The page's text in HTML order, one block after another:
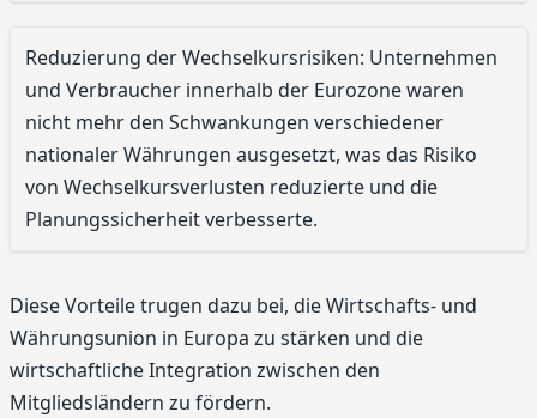
Reduzierung der Wechselkursrisiken: Unternehmen
und Verbraucher innerhalb der Eurozone waren
nicht mehr den Schwankungen verschiedener
nationaler Währungen ausgesetzt, was das Risiko
von Wechselkursverlusten reduzierte und die
Planungssicherheit verbesserte.
Diese Vorteile trugen dazu bei, die Wirtschafts- und
Währungsunion in Europa zu stärken und die
wirtschaftliche Integration zwischen den
Mitgliedsländern zu fördern.